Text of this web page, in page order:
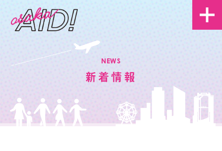
NEWS
新着情報